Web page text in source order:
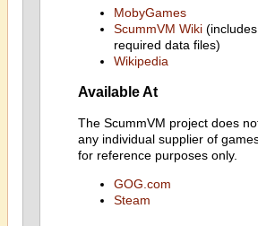
MobyGames
ScummVM Wiki(includes
required data files)
Wikipedia
Available At
The ScummVM project does
any individual supplier of
for reference purposes only.
GOG.com
Steam